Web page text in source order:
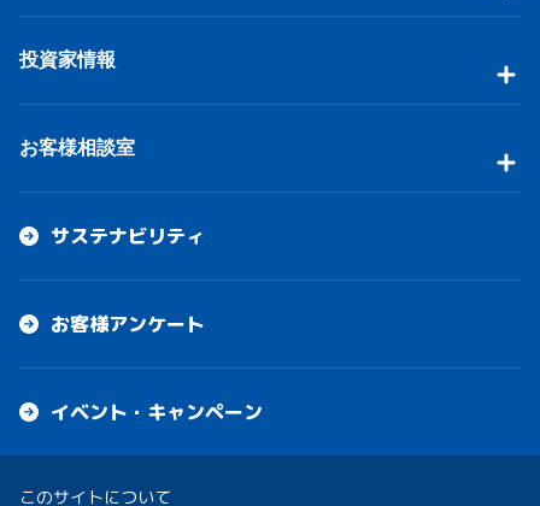
投資家情報
お客様相談室
サステナビリティ
お客様アンケート
イベント・キャンペーン
このサイトについて